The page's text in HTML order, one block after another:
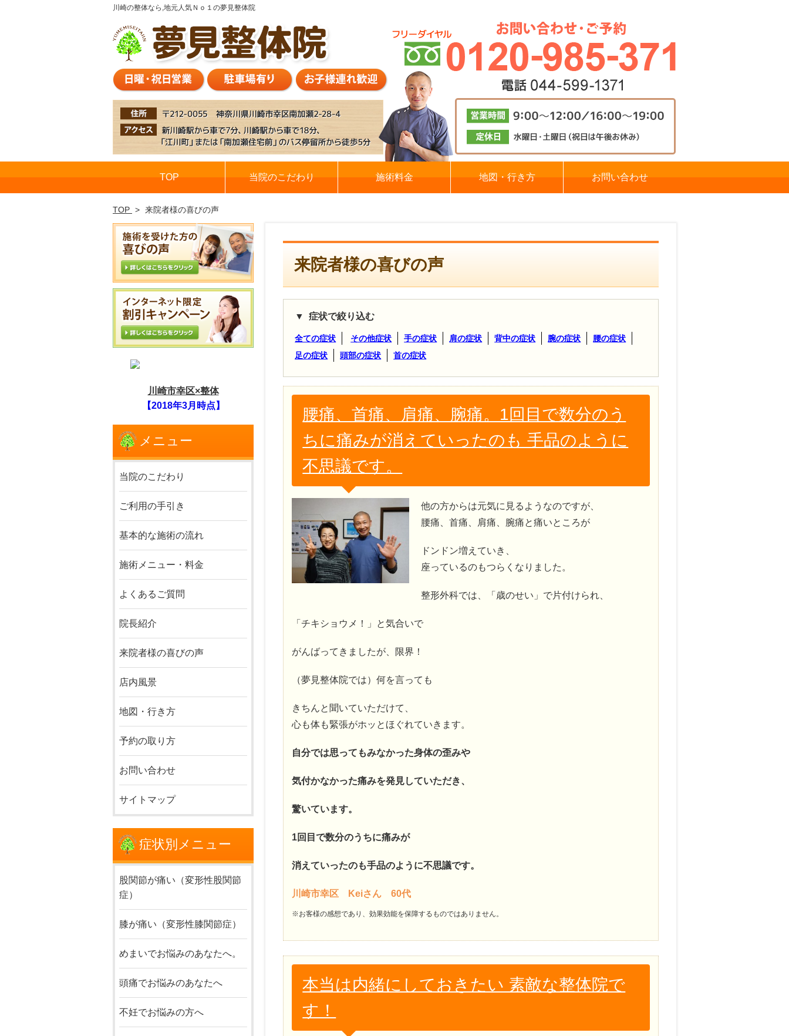
川崎の整体なら,地元人気Ｎｏ１の夢見整体院
TOP 当院のこだわり 施術料金 地図・行き方 お問い合わせ
TOP 来院者様の喜びの声
来院者様の喜びの声
症状で絞り込む
全ての症状 その他症状 手の症状 肩の症状 背中の症状 腕の症状
腰の症状
足の症状
頭部の症状 首の症状
腰痛、首痛、肩痛、腕痛。1回目で数分のう
ちに痛みが消えていったのも 手品のように
不思議です。
他の方からは元気に見るようなのですが、
腰痛、首痛、肩痛、腕痛と痛いところが
ドンドン増えていき、
座っているのもつらくなりました。
整形外科では、「歳のせい」で片付けられ、
「チキショウメ！」と気合いで
がんばってきましたが、限界！
（夢見整体院では）何を言っても
きちんと聞いていただけて、
心も体も緊張がホッとほぐれていきます。
自分では思ってもみなかった身体の歪みや
気付かなかった痛みを発見していただき、
驚いています。
1回目で数分のうちに痛みが
消えていったのも手品のように不思議です。
川崎市幸区 Keiさん 60代
※お客様の感想であり、効果効能を保障するものではありません。
本当は内緒にしておきたい 素敵な整体院で
す！
川崎市幸区×整体
【2018年3月時点】
メニュー
当院のこだわり
ご利用の手引き
基本的な施術の流れ
施術メニュー・料金
よくあるご質問
院長紹介
来院者様の喜びの声
店内風景
地図・行き方
予約の取り方
お問い合わせ
サイトマップ
症状別メニュー
股関節が痛い（変形性股関節
症）
膝が痛い（変形性膝関節症）
めまいでお悩みのあなたへ。
頭痛でお悩みのあなたへ
不妊でお悩みの方へ